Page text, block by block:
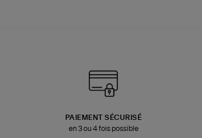
PAIEMENT SÉCURISÉ
en 3 ou 4 fois possible